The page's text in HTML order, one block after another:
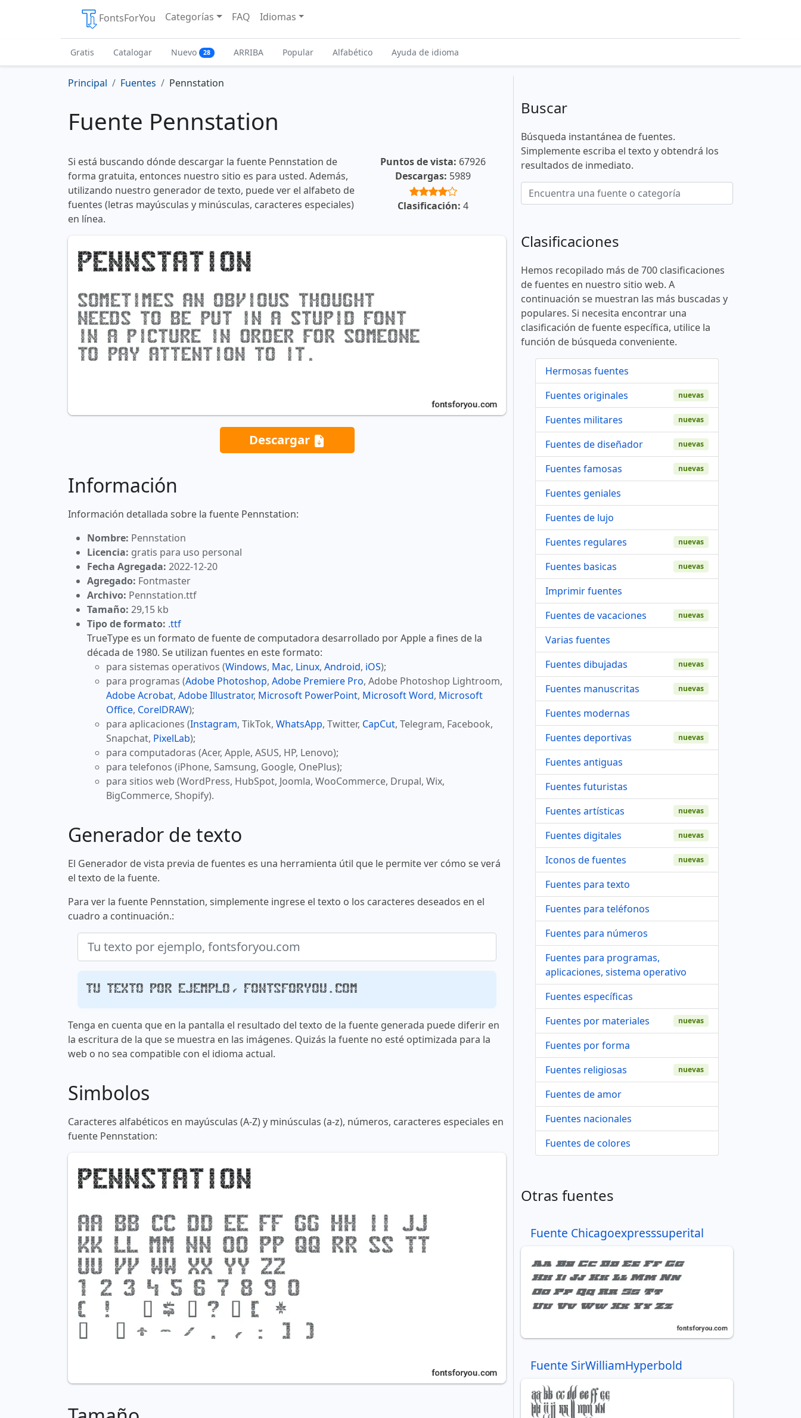
FontsForYou Categorías FAQ Idiomas
Gratis Catalogar Nuevo 28 ARRIBA Popular Alfabético Ayuda de idioma
Principal Fuentes Pennstation
Fuente Pennstation
Si está buscando dónde descargar la fuente Pennstation de
forma gratuita, entonces nuestro sitio es para usted. Además,
utilizando nuestro generador de texto, puede ver el alfabeto de
fuentes (letras mayúsculas y minúsculas, caracteres especiales)
en línea.
Puntos de vista: 67926
Descargas: 5989
Clasificación: 4
Descargar
Información
Información detallada sobre la fuente Pennstation:
Nombre: Pennstation
Licencia: gratis para uso personal
Fecha Agregada: 2022-12-20
Agregado: Fontmaster
Archivo: Pennstation.ttf
Tamaño: 29,15 kb
Tipo de formato: .ttf
TrueType es un formato de fuente de computadora desarrollado por Apple a fines de la
década de 1980. Se utilizan fuentes en este formato:
para sistemas operativos (Windows, Mac, Linux, Android, iOS);
para programas (Adobe Photoshop, Adobe Premiere Pro, Adobe Photoshop Lightroom,
Adobe Acrobat, Adobe Illustrator, Microsoft PowerPoint, Microsoft Word, Microsoft
Office, CorelDRAW);
para aplicaciones (Instagram, TikTok, WhatsApp, Twitter, CapCut, Telegram, Facebook,
Snapchat, PixelLab);
para computadoras (Acer, Apple, ASUS, HP, Lenovo);
para telefonos (iPhone, Samsung, Google, OnePlus);
para sitios web (WordPress, HubSpot, Joomla, WooCommerce, Drupal, Wix,
BigCommerce, Shopify).
Generador de texto
El Generador de vista previa de fuentes es una herramienta útil que le permite ver cómo se verá
el texto de la fuente.
Para ver la fuente Pennstation, simplemente ingrese el texto o los caracteres deseados en el
cuadro a continuación.:
Tu texto por ejemplo, fontsforyou.com
Tenga en cuenta que en la pantalla el resultado del texto de la fuente generada puede diferir en
la escritura de la que se muestra en las imágenes. Quizás la fuente no esté optimizada para la
web o no sea compatible con el idioma actual.
Simbolos
Caracteres alfabéticos en mayúsculas (A-Z) y minúsculas (a-z), números, caracteres especiales en
fuente Pennstation:
Buscar
Búsqueda instantánea de fuentes.
Simplemente escriba el texto y obtendrá los
resultados de inmediato.
Clasificaciones
Hemos recopilado más de 700 clasificaciones
de fuentes en nuestro sitio web. A
continuación se muestran las más buscadas y
populares. Si necesita encontrar una
clasificación de fuente específica, utilice la
función de búsqueda conveniente.
Hermosas fuentes
Fuentes originales
nuevas
Fuentes militares nuevas
Fuentes de diseñador nuevas
Fuentes famosas nuevas
Fuentes geniales
Fuentes de lujo
Fuentes regulares
nuevas
Fuentes basicas nuevas
Imprimir fuentes
Fuentes de vacaciones
nuevas
Varias fuentes
Fuentes dibujadas
nuevas
Fuentes manuscritas nuevas
Fuentes modernas
Fuentes deportivas
nuevas
Fuentes antiguas
Fuentes futuristas
Fuentes artísticas
nuevas
Fuentes digitales nuevas
Iconos de fuentes nuevas
Fuentes para texto
Fuentes para teléfonos
Fuentes para números
Fuentes para programas,
aplicaciones, sistema operativo
Fuentes específicas
Fuentes por materiales
nuevas
Fuentes por forma
Fuentes religiosas
nuevas
Fuentes de amor
Fuentes nacionales
Fuentes de colores
Otras fuentes
Fuente Chicagoexpresssuperital
Fuente SirWilliamHyperbold